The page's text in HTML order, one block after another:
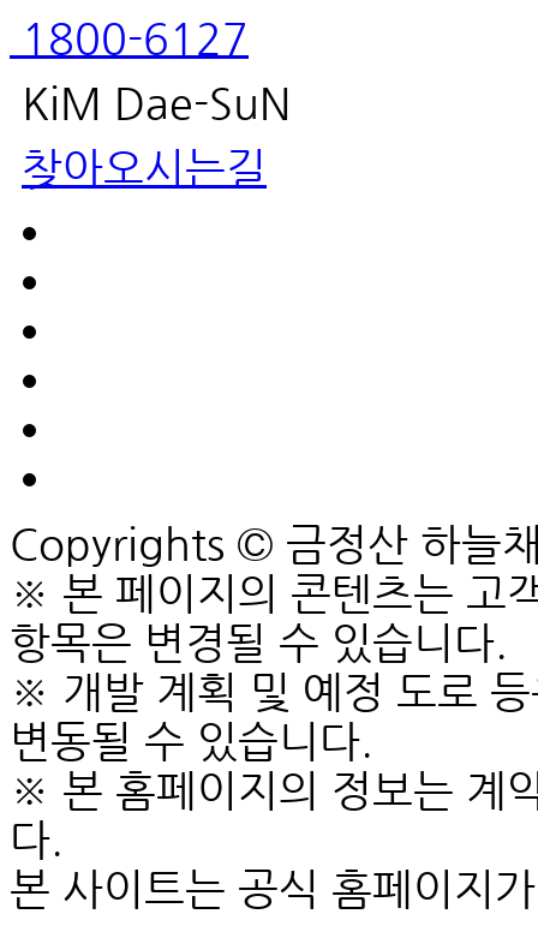
1800-6127
KiM Dae-SuN
찾아오시는길
Copyrights © 금정산 하늘
※ 본 페이지의 콘텐츠는 고
항목은 변경될 수 있습니다.
※ 개발 계획 및 예정 도로
변동될 수 있습니다.
※ 본 홈페이지의 정보는 계
다.
본 사이트는 공식 홈페이지